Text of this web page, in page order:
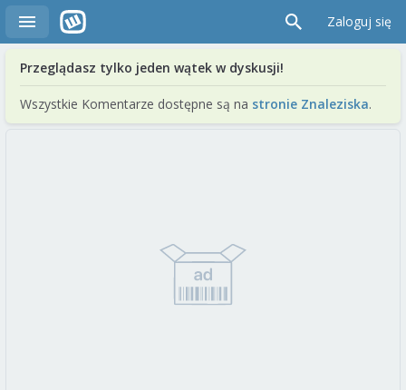
Zaloguj się
Przeglądasz tylko jeden wątek w dyskusji!
Wszystkie Komentarze dostępne są na stronie Znaleziska.